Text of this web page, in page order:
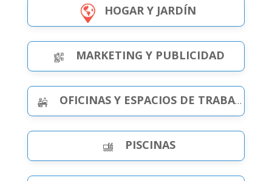
HOGAR Y JARDÍN
MARKETING Y PUBLICIDAD
OFICINAS Y ESPACIOS DE TRABAJO
PISCINAS